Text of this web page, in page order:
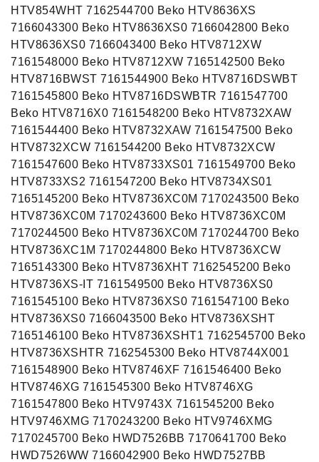
HTV854WHT 7162544700 Beko HTV8636XS
7166043300 Beko HTV8636XS0 7166042800 Beko
HTV8636XS0 7166043400 Beko HTV8712XW
7161548000 Beko HTV8712XW 7165142500 Beko
HTV8716BWST 7161544900 Beko HTV8716DSWBT
7161545800 Beko HTV8716DSWBTR 7161547700
Beko HTV8716X0 7161548200 Beko HTV8732XAW
7161544400 Beko HTV8732XAW 7161547500 Beko
HTV8732XCW 7161544200 Beko HTV8732XCW
7161547600 Beko HTV8733XS01 7161549700 Beko
HTV8733XS2 7161547200 Beko HTV8734XS01
7165145200 Beko HTV8736XC0M 7170243500 Beko
HTV8736XC0M 7170243600 Beko HTV8736XC0M
7170244500 Beko HTV8736XC0M 7170244700 Beko
HTV8736XC1M 7170244800 Beko HTV8736XCW
7165143300 Beko HTV8736XHT 7162545200 Beko
HTV8736XS-IT 7161549500 Beko HTV8736XS0
7161545100 Beko HTV8736XS0 7161547100 Beko
HTV8736XS0 7166043500 Beko HTV8736XSHT
7165146100 Beko HTV8736XSHT1 7162545700 Beko
HTV8736XSHTR 7162545300 Beko HTV8744X001
7161548900 Beko HTV8746XF 7161546400 Beko
HTV8746XG 7161545300 Beko HTV8746XG
7161547800 Beko HTV9743X 7161545200 Beko
HTV9746XMG 7170243200 Beko HTV9746XMG
7170245700 Beko HWD7526BB 7170641700 Beko
HWD7526WW 7166042900 Beko HWD7527BB